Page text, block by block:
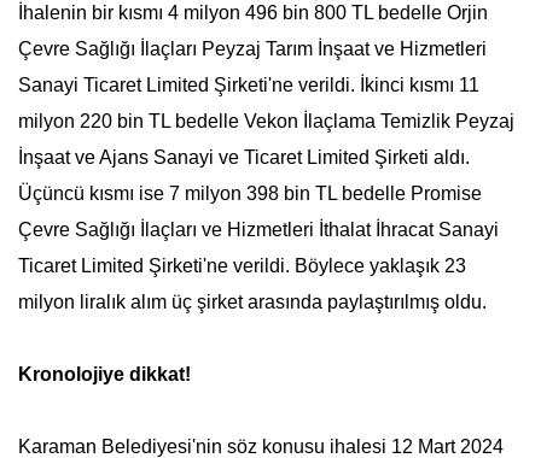
İhalenin bir kısmı 4 milyon 496 bin 800 TL bedelle Orjin
Çevre Sağlığı İlaçları Peyzaj Tarım İnşaat ve Hizmetleri
Sanayi Ticaret Limited Şirketi'ne verildi. İkinci kısmı 11
milyon 220 bin TL bedelle Vekon İlaçlama Temizlik Peyzaj
İnşaat ve Ajans Sanayi ve Ticaret Limited Şirketi aldı.
Üçüncü kısmı ise 7 milyon 398 bin TL bedelle Promise
Çevre Sağlığı İlaçları ve Hizmetleri İthalat İhracat Sanayi
Ticaret Limited Şirketi'ne verildi. Böylece yaklaşık 23
milyon liralık alım üç şirket arasında paylaştırılmış oldu.
Kronolojiye dikkat!
Karaman Belediyesi'nin söz konusu ihalesi 12 Mart 2024